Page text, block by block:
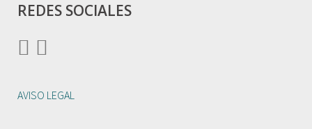
REDES SOCIALES
AVISO LEGAL